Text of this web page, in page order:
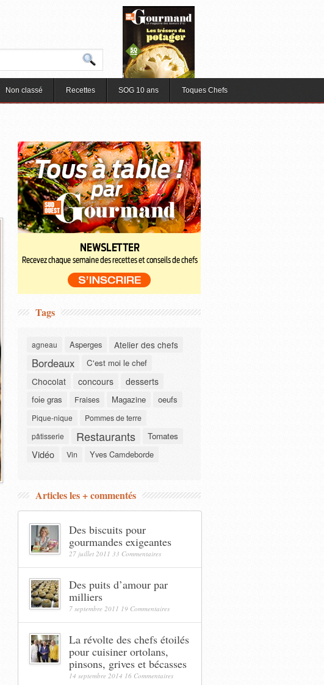
Non classé Recettes SOG 10 ans Toques Chefs
Tags
agneau Asperges Atelier des chefs
Bordeaux C'est moi le chef
Chocolat concours desserts
foie gras Fraises Magazine oeufs
Pique-nique
Pommes de terre
pâtisserie
Restaurants Tomates
Vidéo Vin Yves Camdeborde
Articles les + commentés
Des biscuits pour
gourmandes exigeantes
27 juillet 2011 33 Commentaires
Des puits d’amour par
milliers
7 septembre 2011 19 Commentaires
La révolte des chefs étoilés
pour cuisiner ortolans,
pinsons, grives et bécasses
14 septembre 2014 16 Commentaires